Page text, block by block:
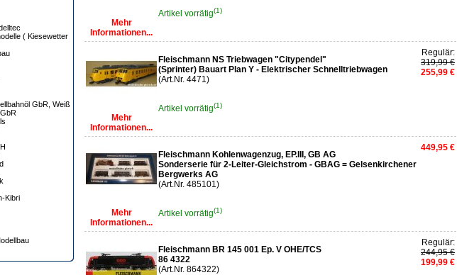
( Kiesewetter
GbR, Weiß
Kibri
Mehr
Informationen...
Artikel vorrätig(1)
Mehr
Informationen...
Fleischmann NS Triebwagen "Citypendel"
(Sprinter) Bauart Plan Y - Elektrischer Schnelltriebwagen
(Art.Nr. 4471)
Artikel vorrätig(1)
Regulär:
319,99 €
255,99 €
Mehr
Informationen...
Fleischmann Kohlenwagenzug, EP.III, GB AG
Sonderserie für 2-Leiter-Gleichstrom - GBAG = Gelsenkirchener
Bergwerks AG
(Art.Nr. 485101)
Artikel vorrätig(1)
449,95 €
Fleischmann BR 145 001 Ep. V OHE/TCS
86 4322
(Art.Nr. 864322)
Regulär:
244,95 €
199,99 €